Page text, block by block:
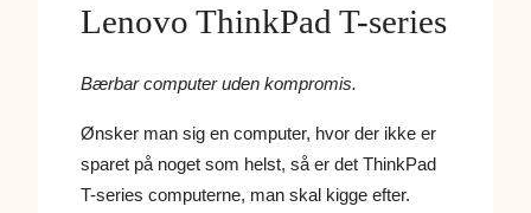
Lenovo ThinkPad T-series
Bærbar computer uden kompromis.
Ønsker man sig en computer, hvor der ikke er
sparet på noget som helst, så er det ThinkPad
T-series computerne, man skal kigge efter.